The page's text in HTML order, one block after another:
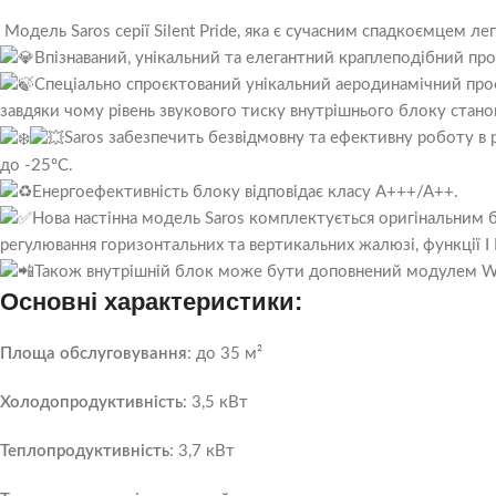
Модель Saros серії Silent Pride, яка є сучасним спадкоємцем
Впізнаваний, унікальний та елегантний краплеподібний
Спеціально спроєктований унікальний аеродинамічний
завдяки чому рівень звукового тиску внутрішнього блоку
Saros забезпечить безвідмовну та ефективну роботу в
до -25ºC.
Енергоефективність блоку відповідає класу A+++/A++.
Нова настінна модель Saros комплектується
регулювання горизонтальних та вертикальних жалюзі,
Також внутрішній блок може бути доповнений модулем
Основні характеристики:
Площа обслуговування: до 35 м²
Холодопродуктивність: 3,5 кВт
Теплопродуктивність: 3,7 кВт